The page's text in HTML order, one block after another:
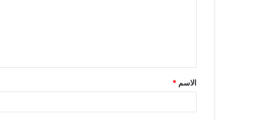
ق
*
الاسم *